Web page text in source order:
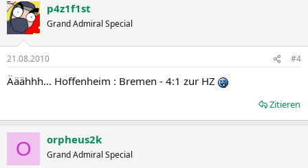
p4z1f1st
Grand Admiral Special
21.08.2010 #4
Ääähhh... Hoffenheim : Bremen - 4:1 zur HZ
Zitieren
O orpheus2k
Grand Admiral Special